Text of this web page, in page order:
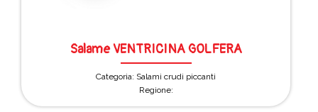
Salame VENTRICINA GOLFERA
Categoria: Salami crudi piccanti
Regione: